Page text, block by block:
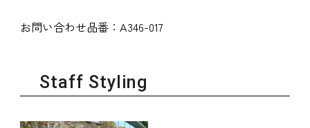
お問い合わせ品番： A346-017
Staff Styling